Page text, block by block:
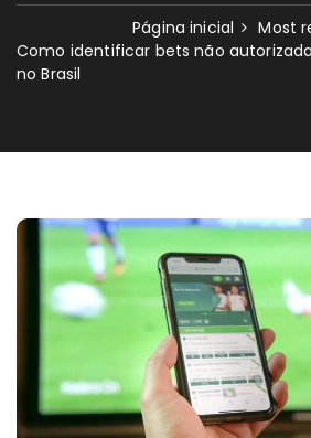
Página inicial
Most
Como identificar bets não
no Brasil